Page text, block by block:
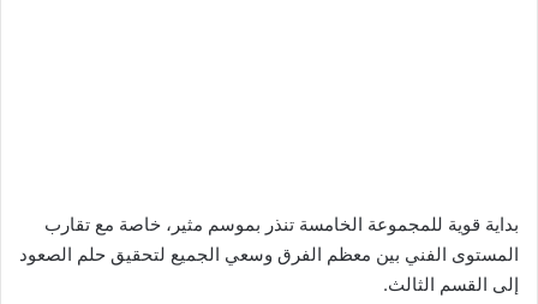
بداية قوية للمجموعة الخامسة تنذر بموسم مثير، خاصة مع تقارب
المستوى الفني بين معظم الفرق وسعي الجميع لتحقيق حلم الصعود
إلى القسم الثالث.